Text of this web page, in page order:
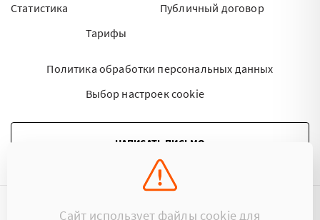
Статистика
Тарифы
Публичный договор
Политика обработки персональных данных
Выбор настроек cookie
НАПИСАТЬ ПИСЬМО
©2015 - 2026 Kartoteka.by Все права защищены.
Сайт использует файлы cookie для